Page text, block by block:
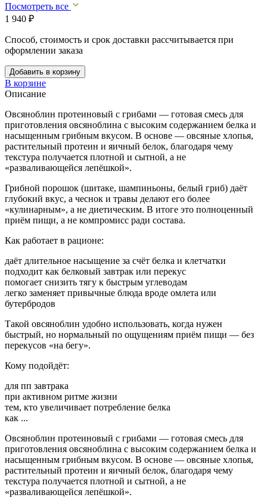
Посмотреть все
1 940 ₽
Способ, стоимость и срок доставки рассчитывается при
оформлении заказа
Добавить в корзину
В корзине
Описание
Овсяноблин протеиновый с грибами — готовая смесь для
приготовления овсяноблина с высоким содержанием белка и
насыщенным грибным вкусом. В основе — овсяные хлопья,
растительный протеин и яичный белок, благодаря чему
текстура получается плотной и сытной, а не
«разваливающейся лепёшкой».
Грибной порошок (шитаке, шампиньоны, белый гриб) даёт
глубокий вкус, а чеснок и травы делают его более
«кулинарным», а не диетическим. В итоге это полноценный
приём пищи, а не компромисс ради состава.
Как работает в рационе:
даёт длительное насыщение за счёт белка и клетчатки
подходит как белковый завтрак или перекус
помогает снизить тягу к быстрым углеводам
легко заменяет привычные блюда вроде омлета или
бутербродов
Такой овсяноблин удобно использовать, когда нужен
быстрый, но нормальный по ощущениям приём пищи — без
перекусов «на бегу».
Кому подойдёт:
для пп завтрака
при активном ритме жизни
тем, кто увеличивает потребление белка
как ...
Овсяноблин протеиновый с грибами — готовая смесь для
приготовления овсяноблина с высоким содержанием белка и
насыщенным грибным вкусом. В основе — овсяные хлопья,
растительный протеин и яичный белок, благодаря чему
текстура получается плотной и сытной, а не
«разваливающейся лепёшкой».